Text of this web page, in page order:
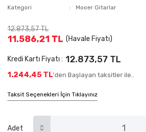
Kategori
Mooer Gitarlar
12.873,57 TL
11.586,21 TL (Havale Fiyatı)
Kredi Kartı Fiyatı : 12.873,57 TL
1.244,45 TL'den Başlayan taksitler ile..
Taksit Seçenekleri İçin Tıklayınız
Adet